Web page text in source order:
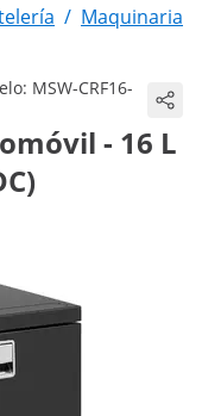
/ Maquinaria
MSW-CRF16-
- 16 L